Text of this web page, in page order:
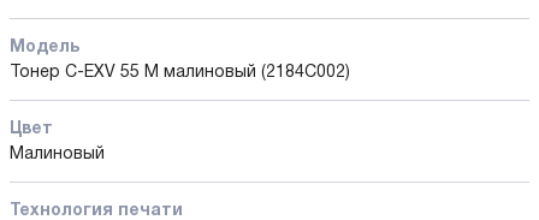
Модель
Тонер C-EXV 55 M малиновый (2184C002)
Цвет
Малиновый
Технология печати